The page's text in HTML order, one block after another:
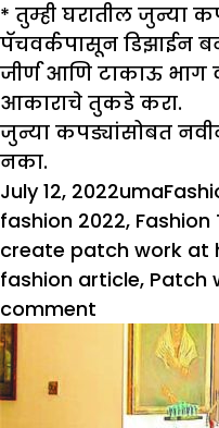
* तुम्ही घरातील जुन्या
पॅचवर्कपासून डिझाईन
जीर्ण आणि टाकाऊ भाग
आकाराचे तुकडे करा.
जुन्या कपड्यांसोबत
नका.
Posted
on
July 12, 2022Author
uma
fashion 2022, Fashion
create patch work at
fashion article, Patch
comment
वर्क
ट्रेंडमध्ये